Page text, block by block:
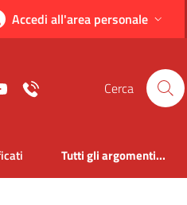
Accedi all'area personale
Cerca
Tutti gli argomenti...